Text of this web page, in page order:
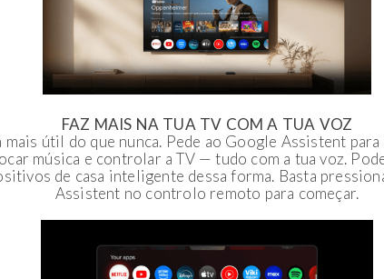
FAZ MAIS NA TUA TV COM A TUA VOZ
mais útil do que nunca. Pede ao Google Assistent
música e controlar a TV — tudo com a tua voz.
de casa inteligente dessa forma. Basta
Assistent no controlo remoto para começar.